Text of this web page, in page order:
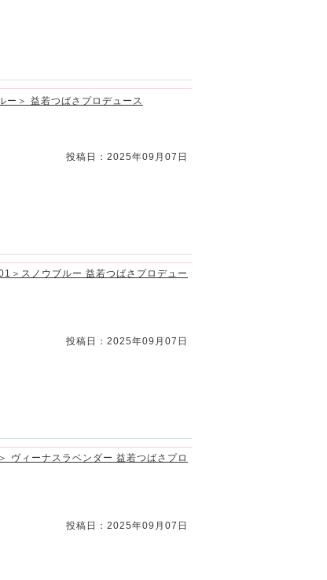
＞ 益若つばさプロデュース
投稿日：2025年09月07日
＞スノウブルー 益若つばさプロデュー
投稿日：2025年09月07日
ヴィーナスラベンダー 益若つばさプロ
投稿日：2025年09月07日